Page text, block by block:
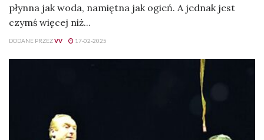
płynna jak woda, namiętna jak ogień. A jednak jest
czymś więcej niż...
DODANE PRZEZVV 17-02-2025